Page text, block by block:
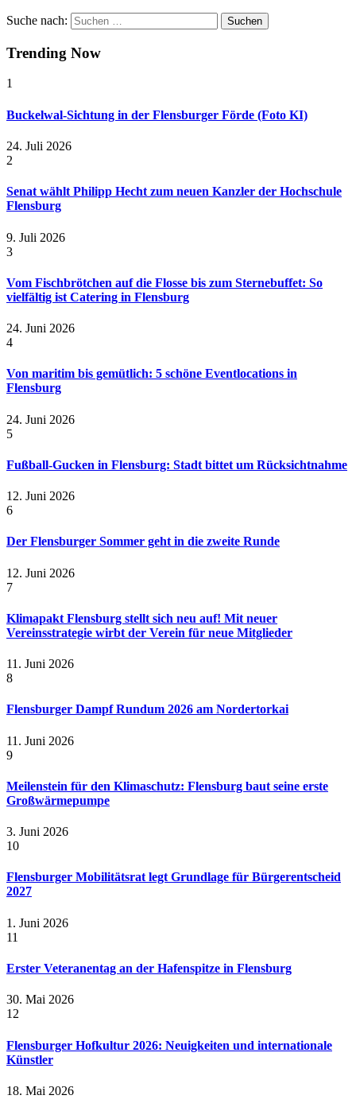
Suche nach:
Trending Now
1
Buckelwal-Sichtung in der Flensburger Förde (Foto KI)
24. Juli 2026
2
Senat wählt Philipp Hecht zum neuen Kanzler der Hochschule
Flensburg
9. Juli 2026
3
Vom Fischbrötchen auf die Flosse bis zum Sternebuffet: So
vielfältig ist Catering in Flensburg
24. Juni 2026
4
Von maritim bis gemütlich: 5 schöne Eventlocations in
Flensburg
24. Juni 2026
5
Fußball-Gucken in Flensburg: Stadt bittet um Rücksichtnahme
12. Juni 2026
6
Der Flensburger Sommer geht in die zweite Runde
12. Juni 2026
7
Klimapakt Flensburg stellt sich neu auf! Mit neuer
Vereinsstrategie wirbt der Verein für neue Mitglieder
11. Juni 2026
8
Flensburger Dampf Rundum 2026 am Nordertorkai
11. Juni 2026
9
Meilenstein für den Klimaschutz: Flensburg baut seine erste
Großwärmepumpe
3. Juni 2026
10
Flensburger Mobilitätsrat legt Grundlage für Bürgerentscheid
2027
1. Juni 2026
11
Erster Veteranentag an der Hafenspitze in Flensburg
30. Mai 2026
12
Flensburger Hofkultur 2026: Neuigkeiten und internationale
Künstler
18. Mai 2026